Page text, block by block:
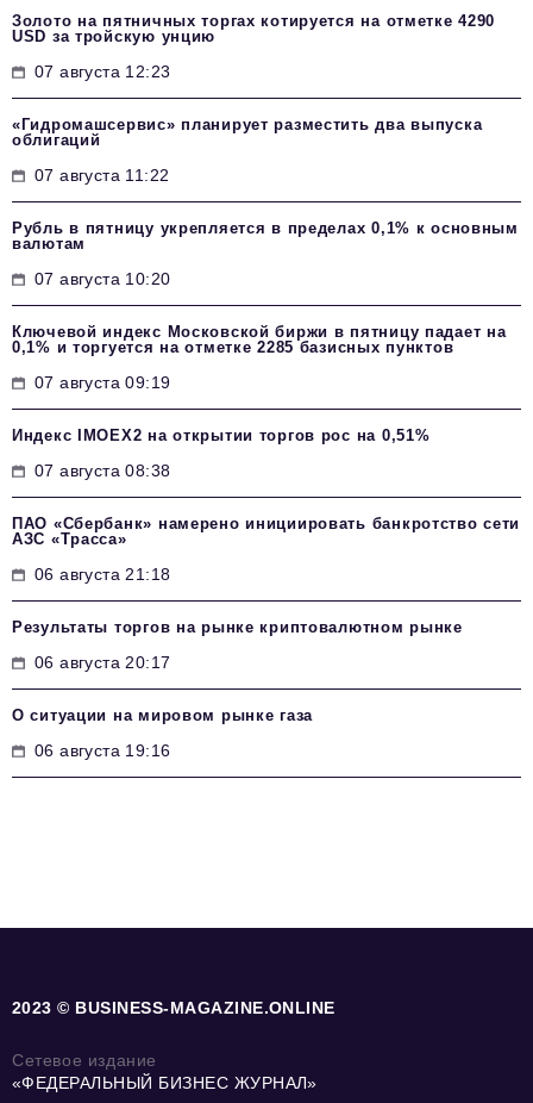
Золото на пятничных торгах котируется на отметке 4290
USD за тройскую унцию
07 августа 12:23
«Гидромашсервис» планирует разместить два выпуска
облигаций
07 августа 11:22
Рубль в пятницу укрепляется в пределах 0,1% к основным
валютам
07 августа 10:20
Ключевой индекс Московской биржи в пятницу падает на
0,1% и торгуется на отметке 2285 базисных пунктов
07 августа 09:19
Индекс IMOEX2 на открытии торгов рос на 0,51%
07 августа 08:38
ПАО «Сбербанк» намерено инициировать банкротство сети
АЗС «Трасса»
06 августа 21:18
Результаты торгов на рынке криптовалютном рынке
06 августа 20:17
О ситуации на мировом рынке газа
06 августа 19:16
2023 © BUSINESS-MAGAZINE.ONLINE
Сетевое издание
«ФЕДЕРАЛЬНЫЙ БИЗНЕС ЖУРНАЛ»